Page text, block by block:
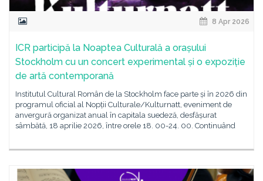
8 Apr 2026
ICR participă la Noaptea Culturală a orașului
Stockholm cu un concert experimental și o expoziție
de artă contemporană
Institutul Cultural Român de la Stockholm face parte și în 2026 din
programul oficial al Nopții Culturale/Kulturnatt, eveniment de
anvergură organizat anual în capitala suedeză, desfășurat
sâmbătă, 18 aprilie 2026, între orele 18. 00-24. 00. Continuând